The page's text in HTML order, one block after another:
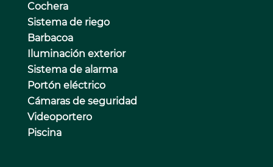
Cochera
Sistema de riego
Barbacoa
Iluminación exterior
Sistema de alarma
Portón eléctrico
Cámaras de seguridad
Videoportero
Piscina